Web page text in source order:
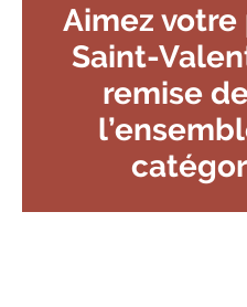
Aimez
Saint-
remise